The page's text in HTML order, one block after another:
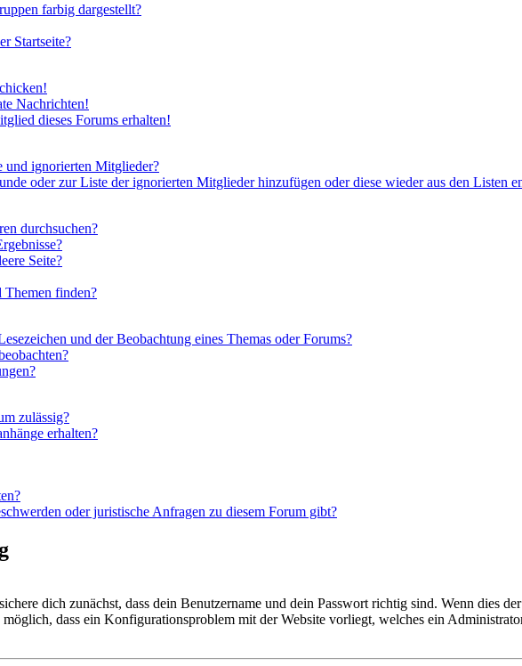
farbig dargestellt?
Startseite?
Nachrichten!
dieses Forums erhalten!
und ignorierten Mitglieder?
oder zur Liste der ignorierten Mitglieder hinzufügen oder diese wieder aus den Listen
durchsuchen?
Seite?
Themen finden?
und der Beobachtung eines Themas oder Forums?
zulässig?
erhalten?
oder juristische Anfragen zu diesem Forum gibt?
dich zunächst, dass dein Benutzername und dein Passwort richtig sind. Wenn dies
dass ein Konfigurationsproblem mit der Website vorliegt, welches ein